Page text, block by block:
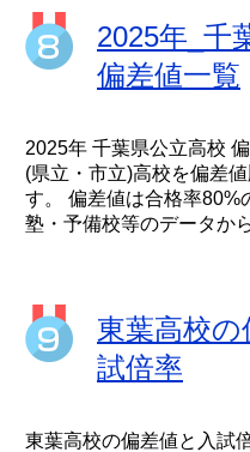
2025年_千
偏差値一覧
2025年 千葉県公立高校
(県立・市立)高校を偏差
す。 偏差値は合格率80%
塾・予備校等のデータか
東葉高校の
試倍率
東葉高校の偏差値と入試